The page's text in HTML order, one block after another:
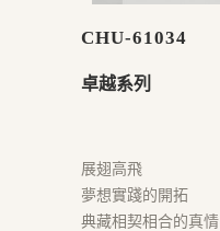
CHU-61034
卓越系列
展翅高飛
夢想實踐的開拓
典藏相契相合的真情